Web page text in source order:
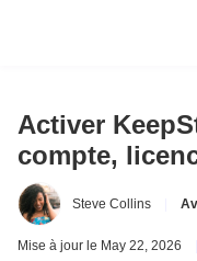
Activer
compte,
Steve Collins
Mise à jour le May 22, 2026